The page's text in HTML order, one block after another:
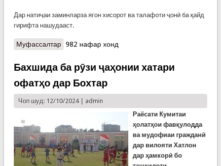
Дар натиҷаи заминларза ягон хисорот ва талафоти ҷонӣ ба қайд
гирифта нашудааст.
Муфассалтаро Дар ҳудуди мамлакат заминларза ба қайд
982 нафар хонд
Бахшида ба рӯзи ҷаҳонии хатари
офатҳо дар Бохтар
Чоп шуд: 12/10/2024 | admin
Раёсати Кумитаи
ҳолатҳои фавқулодда
ва мудофиаи гражданӣ
дар вилояти Хатлон
дар ҳамкорӣ бо